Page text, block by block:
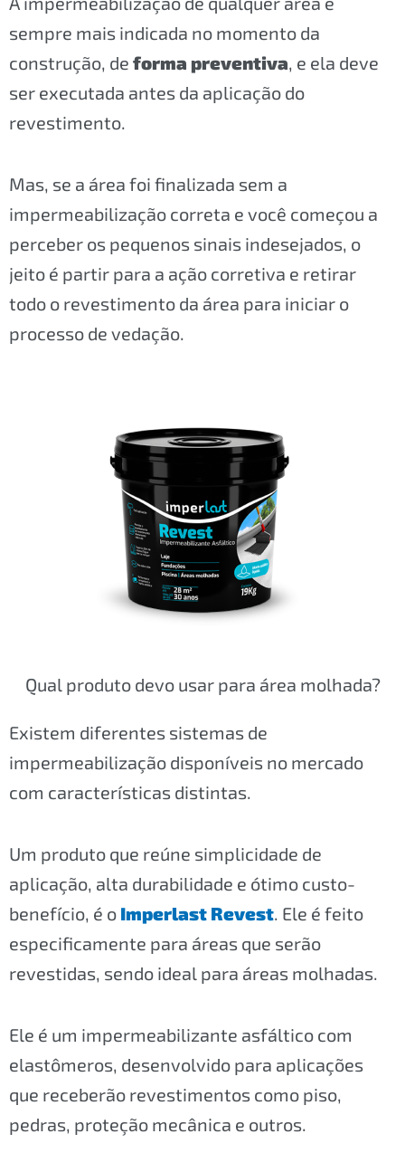
sempre mais indicada no momento da
construção, de forma preventiva, e ela deve
ser executada antes da aplicação do
revestimento.
Mas, se a área foi finalizada sem a
impermeabilização correta e você começou a
perceber os pequenos sinais indesejados, o
jeito é partir para a ação corretiva e retirar
todo o revestimento da área para iniciar o
processo de vedação.
Qual produto devo usar para área molhada?
Existem diferentes sistemas de
impermeabilização disponíveis no mercado
com características distintas.
Um produto que reúne simplicidade de
aplicação, alta durabilidade e ótimo custo-
benefício, é o Imperlast Revest. Ele é feito
especificamente para áreas que serão
revestidas, sendo ideal para áreas molhadas.
Ele é um impermeabilizante asfáltico com
elastômeros, desenvolvido para aplicações
que receberão revestimentos como piso,
pedras, proteção mecânica e outros.